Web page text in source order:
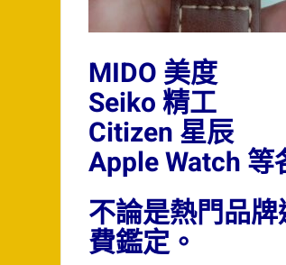
MIDO 美度
Seiko 精工
Citizen 星辰
Apple Watch 等
不論是熱門品
費鑑定。